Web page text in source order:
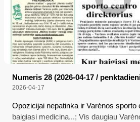
Numeris 28 (2026-04-17 /
2026-04-17
Opozicijai nepatinka ir Varėnos sporto
baigiasi medicina...; Vis daugiau